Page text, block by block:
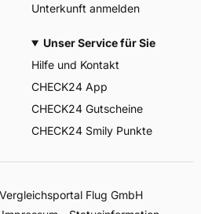
Unterkunft anmelden
Unser Service für Sie
Hilfe und Kontakt
CHECK24 App
CHECK24 Gutscheine
CHECK24 Smily Punkte
Flug GmbH